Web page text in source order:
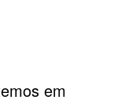
em